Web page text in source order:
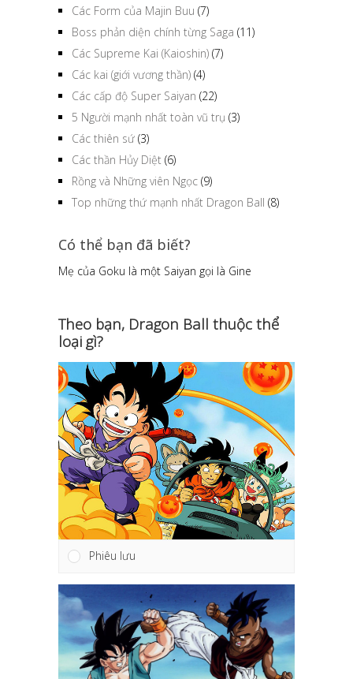
Các Form của Majin Buu (7)
Boss phản diện chính từng Saga (11)
Các Supreme Kai (Kaioshin) (7)
Các kai (giới vương thần) (4)
Các cấp độ Super Saiyan (22)
5 Người mạnh nhất toàn vũ trụ (3)
Các thiên sứ (3)
Các thần Hủy Diệt (6)
Rồng và Những viên Ngọc (9)
Top những thứ mạnh nhất Dragon Ball (8)
Có thể bạn đã biết?
Mẹ của Goku là một Saiyan gọi là Gine
Theo bạn, Dragon Ball thuộc thể
loại gì?
Phiêu lưu